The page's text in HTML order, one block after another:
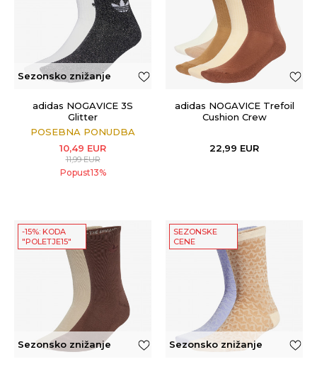
Sezonsko znižanje
adidas NOGAVICE 3S
Glitter
POSEBNA PONUDBA
10,49 EUR
11,99EUR
Popust13%
adidas NOGAVICE Trefoil
Cushion Crew
22,99 EUR
-15%: KODA
"POLETJE15"
Sezonsko znižanje
SEZONSKE
CENE
Sezonsko znižanje